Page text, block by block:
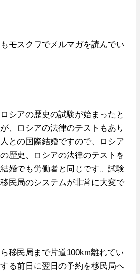
モスクワでメルマガを読んでい
シアの歴史の試験が始まったと
、ロシアの法律のテストもあり
との国際結婚ですので、ロシア
歴史、ロシアの法律のテストを
婚でも労働者と同じです。試験
民局のシステムが非常に大変で
移民局まで片道100km離れてい
る前日に翌日の予約を移民局へ